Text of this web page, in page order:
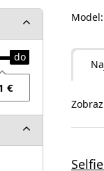
Model: